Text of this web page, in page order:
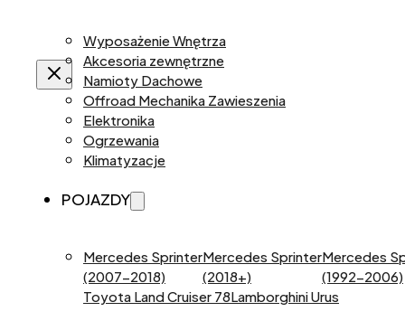
Wyposażenie Wnętrza
Akcesoria zewnętrzne
Namioty Dachowe
Offroad Mechanika Zawieszenia
Elektronika
Ogrzewania
Klimatyzacje
POJAZDY
Mercedes Sprinter
(2007-2018)
Mercedes Sprinter
(2018+)
Mercedes
(1992-2006)
Toyota Land Cruiser 78Lamborghini Urus